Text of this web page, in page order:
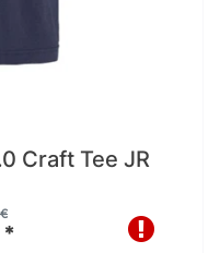
Craft Tee JR
*